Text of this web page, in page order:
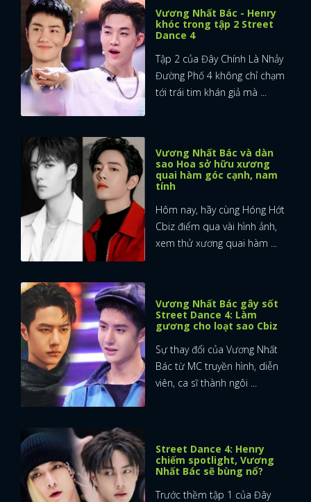
Vương Nhất Bác - Henry
khóc trong tập 2 Street
Dance 4
Tập 2 của Đây Chính Là Nhảy
Đường Phố 4 không chỉ chạm
tới trái tim khán giả mà ...
Vương Nhất Bác và dàn
sao Hoa sở hữu xương
quai hàm góc cạnh, nam
tính
Hôm nay, hãy cùng Hóng Hớt
Cbiz điểm qua vài hình ảnh,
xem thử xương quai hàm ...
Vương Nhất Bác gây sốt
Street Dance 4: Làm
gương cho loạt sao Cbiz
Sự thay đổi của Vương Nhất
Bác từ MC truyền hình, diễn
viên, ca sĩ thành ngôi ...
Street Dance 4: Henry
chiếm spotlight, Vương
Nhất Bác sẽ bùng nổ?
Trước thềm tập 1 của Đây